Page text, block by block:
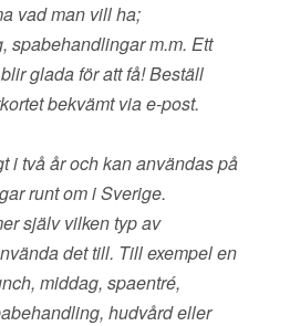
vad man vill ha;
spabehandlingar m.m. Ett
glada för att få! Beställ
bekvämt via e-post.
i två år och kan användas på
runt om i Sverige.
själv vilken typ av
det till. Till exempel en
middag, spaentré,
hudvård eller